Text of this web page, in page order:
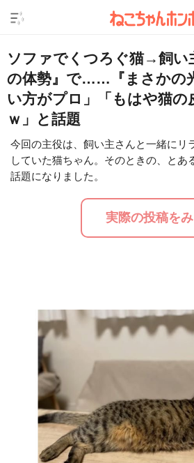
ソファでくつろぐ猫→飼い
の体勢』で……『まさかの
い方がプロ」「もはや猫の
ｗ」と話題
U
n
/
L
o
a
e
2
今回の主役は、飼い主さんと一緒にリ
していた猫ちゃん。そのときの、とあ
話題になりました。
実際の投稿を